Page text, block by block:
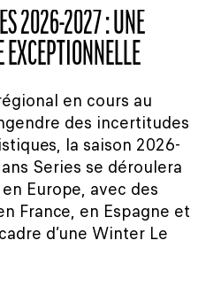
2026-2027 : UNE
en cours au
des incertitudes
la saison 2026-
Series se déroulera
Europe, avec des
France, en Espagne et
d’une Winter Le